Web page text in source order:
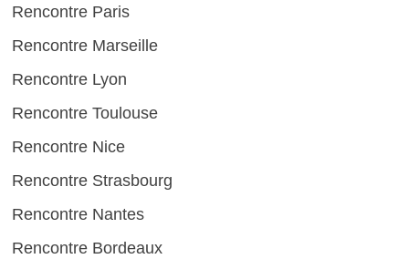
Rencontre Paris
Rencontre Marseille
Rencontre Lyon
Rencontre Toulouse
Rencontre Nice
Rencontre Strasbourg
Rencontre Nantes
Rencontre Bordeaux